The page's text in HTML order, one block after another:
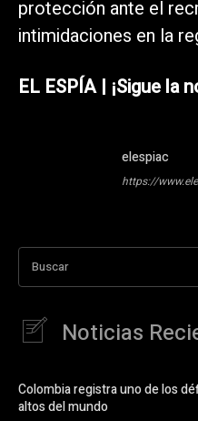
protección ante el
intimidaciones en la
EL ESPÍA | ¡Sigue la
elespiac
https://
Buscar
Noticias
Colombia registra uno de los
altos del mundo